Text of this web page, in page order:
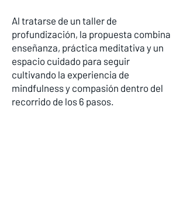
Al tratarse de un taller de
profundización, la propuesta combina
enseñanza, práctica meditativa y un
espacio cuidado para seguir
cultivando la experiencia de
mindfulness y compasión dentro del
recorrido de los 6 pasos.